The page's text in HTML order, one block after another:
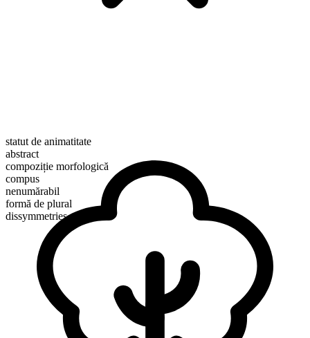
statut de animatitate
abstract
compoziție morfologică
compus
nenumărabil
formă de plural
dissymmetries